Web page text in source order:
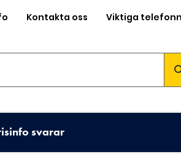
Kontakta oss Viktiga
svarar